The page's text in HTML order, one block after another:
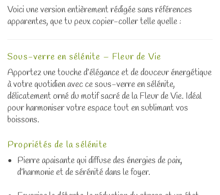
Voici une version entièrement rédigée sans références
apparentes, que tu peux copier-coller telle quelle :
Sous-verre en sélénite – Fleur de Vie
Apportez une touche d’élégance et de douceur énergétique
à votre quotidien avec ce sous-verre en sélénite,
délicatement orné du motif sacré de la Fleur de Vie. Idéal
pour harmoniser votre espace tout en sublimant vos
boissons.
Propriétés de la sélénite
Pierre apaisante qui diffuse des énergies de paix,
d’harmonie et de sérénité dans le foyer.